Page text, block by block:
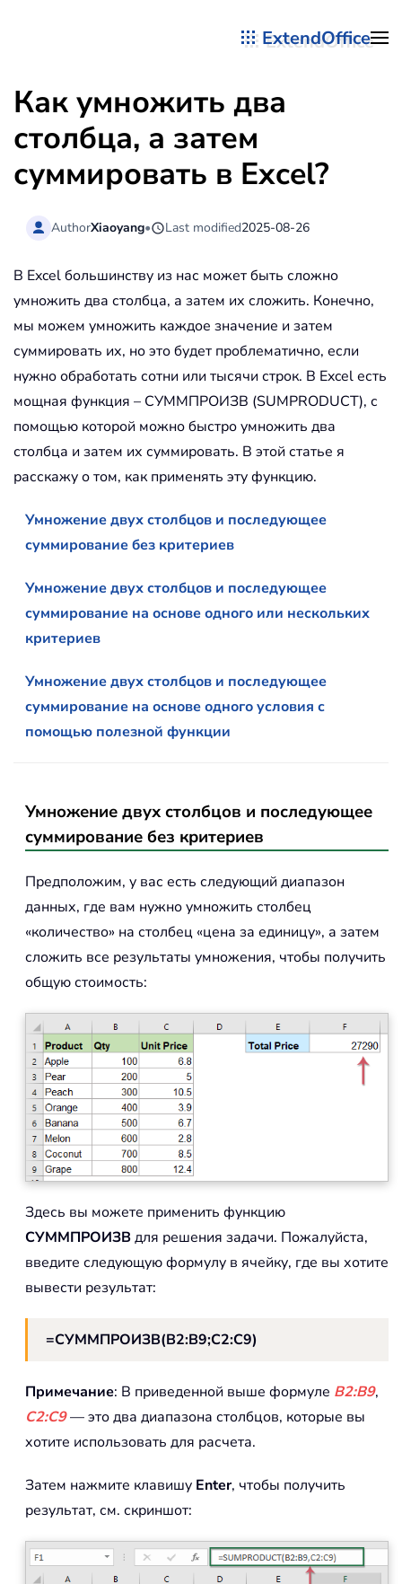
ExtendOffice
Как умножить два
столбца, а затем
суммировать в Excel?
AuthorXiaoyang• Last modified2025-08-26
В Excel большинству из нас может быть сложно
умножить два столбца, а затем их сложить. Конечно,
мы можем умножить каждое значение и затем
суммировать их, но это будет проблематично, если
нужно обработать сотни или тысячи строк. В Excel есть
мощная функция – СУММПРОИЗВ (SUMPRODUCT), с
помощью которой можно быстро умножить два
столбца и затем их суммировать. В этой статье я
расскажу о том, как применять эту функцию.
Умножение двух столбцов и последующее
суммирование без критериев
Умножение двух столбцов и последующее
суммирование на основе одного или нескольких
критериев
Умножение двух столбцов и последующее
суммирование на основе одного условия с
помощью полезной функции
Умножение двух столбцов и последующее
суммирование без критериев
Предположим, у вас есть следующий диапазон
данных, где вам нужно умножить столбец
«количество» на столбец «цена за единицу», а затем
сложить все результаты умножения, чтобы получить
общую стоимость:
Здесь вы можете применить функцию
СУММПРОИЗВдля решения задачи. Пожалуйста,
введите следующую формулу в ячейку, где вы хотите
вывести результат:
=СУММПРОИЗВ(B2:B9;C2:C9)
Примечание: В приведенной выше формуле B2:B9,
C2:C9— это два диапазона столбцов, которые вы
хотите использовать для расчета.
Затем нажмите клавишу Enter, чтобы получить
результат, см. скриншот: